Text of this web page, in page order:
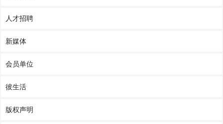
人才招聘
新媒体
会员单位
彼生活
版权声明